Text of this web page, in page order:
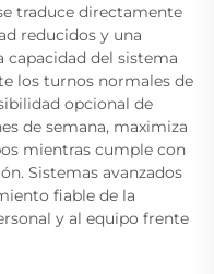
traduce directamente
reducidos y una
del sistema
los turnos normales de
opcional de
de semana, maximiza
mientras cumple con
Sistemas avanzados
fiable de la
y al equipo frente